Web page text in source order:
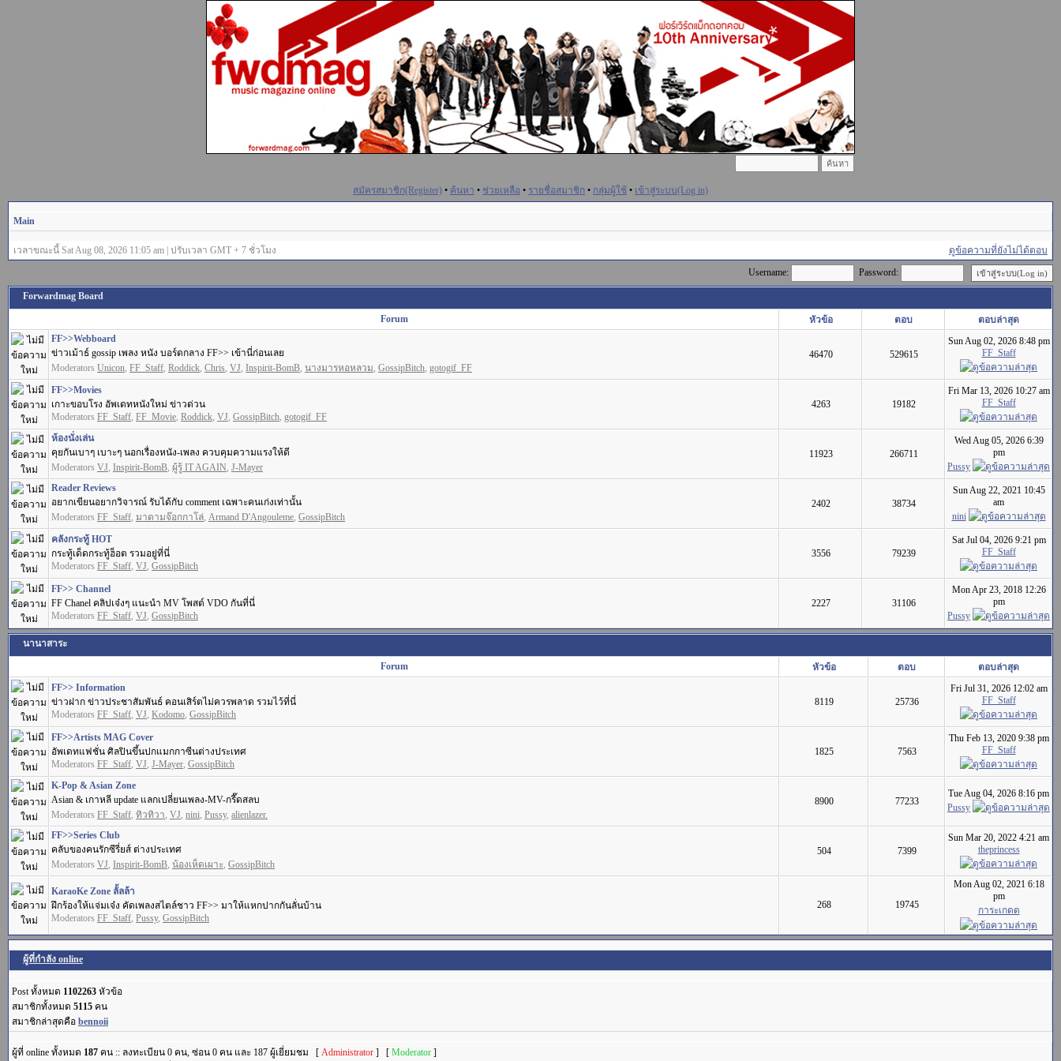
สมัครสมาชิก(Register) • ค้นหา • ช่วยเหลือ • รายชื่อสมาชิก • กลุ่มผู้ใช้ • เข้าสู่ระบบ(Log in)
Main
เวลาขณะนี้ Sat Aug 08, 2026 11:05 am | ปรับเวลา GMT + 7 ชั่วโมง
ดูข้อความที่ยังไม่ได้ตอบ
Username:
Password:
Forwardmag Board
Forum หัวข้อ ตอบ
ตอบล่าสุด
FF>>Webboard
ข่าวเม้าธ์ gossip เพลง หนัง บอร์ดกลาง FF>> เข้านี่ก่อนเลย
Moderators Unicon, FF_Staff, Roddick, Chris, VJ, Inspirit-BomB, นางมารหอหลวม, GossipBitch, gotogif_FF
46470 529615
Sun Aug 02, 2026 8:48 pm
FF_Staff
FF>>Movies
เกาะขอบโรง อัพเดทหนังใหม่ ข่าวด่วน
Moderators FF_Staff, FF_Movie, Roddick, VJ, GossipBitch, gotogif_FF
4263 19182
Fri Mar 13, 2026 10:27 am
FF_Staff
ห้องนั่งเล่น
คุยกันเบาๆ เบาะๆ นอกเรื่องหนัง-เพลง ควบคุมความแรงให้ดี
Moderators VJ, Inspirit-BomB, ผู้รู้ IT AGAIN, J-Mayer
11923 266711
Wed Aug 05, 2026 6:39
pm
Pussy
Reader Reviews
อยากเขียนอยากวิจารณ์ รับได้กับ comment เฉพาะคนเก่งเท่านั้น
Moderators FF_Staff, มาดามจ๊อกกาโล่, Armand D'Angouleme, GossipBitch
2402 38734
Sun Aug 22, 2021 10:45
am
nini
คลังกระทู้ HOT
กระทู้เด็ดกระทู้ฮ็อต รวมอยู่ที่นี่
Moderators FF_Staff, VJ, GossipBitch
3556 79239
Sat Jul 04, 2026 9:21 pm
FF_Staff
FF>> Channel
FF Chanel คลิปเจ๋งๆ แนะนำ MV โพสต์ VDO กันที่นี่
Moderators FF_Staff, VJ, GossipBitch
2227 31106
Mon Apr 23, 2018 12:26
pm
Pussy
นานาสาระ
Forum หัวข้อ ตอบ
ตอบล่าสุด
FF>> Information
ข่าวฝาก ข่าวประชาสัมพันธ์ คอนเสิร์ตไม่ควรพลาด รวมไว้ที่นี่
Moderators FF_Staff, VJ, Kodomo, GossipBitch
8119 25736
Fri Jul 31, 2026 12:02 am
FF_Staff
FF>>Artists MAG Cover
อัพเดทแฟชั่น ศิลปินขึ้นปกแมกกาซีนต่างประเทศ
Moderators FF_Staff, VJ, J-Mayer, GossipBitch
1825 7563
Thu Feb 13, 2020 9:38 pm
FF_Staff
K-Pop & Asian Zone
Asian & เกาหลี update แลกเปลี่ยนเพลง-MV-กรี๊ดสลบ
Moderators FF_Staff, ทิวทิวา, VJ, nini, Pussy, alienlazer.
8900 77233
Tue Aug 04, 2026 8:16 pm
Pussy
FF>>Series Club
คลับของคนรักซีรี่ยส์ ต่างประเทศ
Moderators VJ, Inspirit-BomB, น้องเห็ดเผาะ, GossipBitch
504 7399
Sun Mar 20, 2022 4:21 am
theprincess
KaraoKe Zone ลั้ลล้า
ฝึกร้องให้แจ่มเจ๋ง คัดเพลงสไตล์ชาว FF>> มาให้แหกปากกันลั่นบ้าน
Moderators FF_Staff, Pussy, GossipBitch
268 19745
Mon Aug 02, 2021 6:18
pm
การะเกดด
ผู้ที่กำลัง online
Post ทั้งหมด 1102263 หัวข้อ
สมาชิกทั้งหมด 5115 คน
สมาชิกล่าสุดคือ bennoii
ผู้ที่ online ทั้งหมด 187 คน :: ลงทะเบียน 0 คน, ซ่อน 0 คน และ 187 ผู้เยี่ยมชม [ Administrator ] [ Moderator ]